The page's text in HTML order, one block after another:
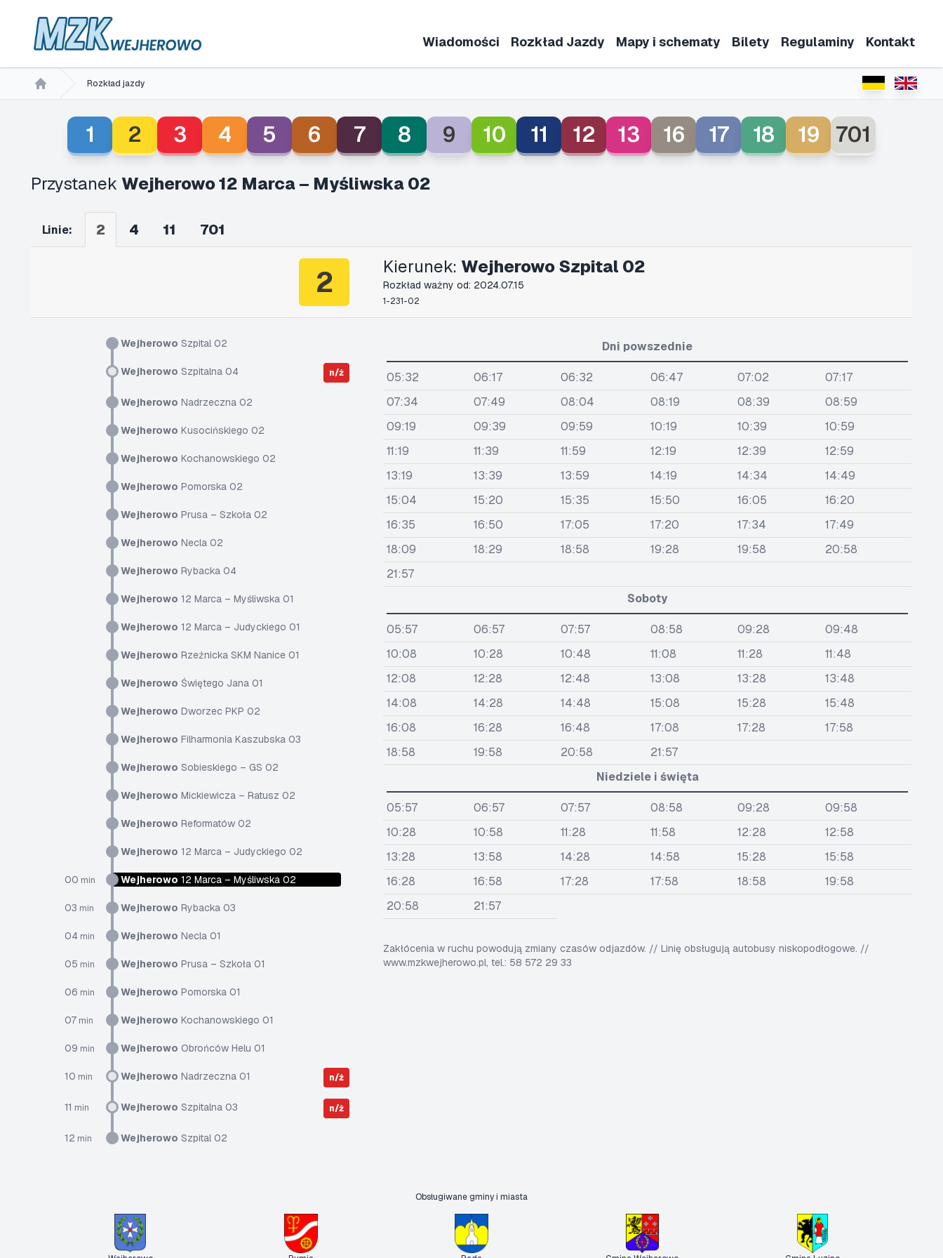
Wiadomości Rozkład Jazdy Mapy i schematy Bilety Regulaminy Kontakt
Rozkład jazdy
1 2 3 4 5 6 7 8 9 10 11 12 13 16 17 18 19 701
Przystanek Wejherowo 12 Marca – Myśliwska 02
Linie: 2 4 11 701
2 Kierunek: Wejherowo Szpital 02
Rozkład ważny od: 2024.07.15
1-231-02
Wejherowo Szpital 02
Wejherowo Szpitalna 04 n/ż
Wejherowo Nadrzeczna 02
Wejherowo Kusocińskiego 02
Wejherowo Kochanowskiego 02
Wejherowo Pomorska 02
Wejherowo Prusa – Szkoła 02
Wejherowo Necla 02
Wejherowo Rybacka 04
Wejherowo 12 Marca – Myśliwska 01
Wejherowo 12 Marca – Judyckiego 01
Wejherowo Rzeźnicka SKM Nanice 01
Wejherowo Świętego Jana 01
Wejherowo Dworzec PKP 02
Wejherowo Filharmonia Kaszubska 03
Wejherowo Sobieskiego – GS 02
Wejherowo Mickiewicza – Ratusz 02
Wejherowo Reformatów 02
Wejherowo 12 Marca – Judyckiego 02
00 min Wejherowo 12 Marca – Myśliwska 02
03 min Wejherowo Rybacka 03
04 min Wejherowo Necla 01
05 min Wejherowo Prusa – Szkoła 01
06 min Wejherowo Pomorska 01
07 min Wejherowo Kochanowskiego 01
09 min Wejherowo Obrońców Helu 01
10 min Wejherowo Nadrzeczna 01 n/ż
11 min Wejherowo Szpitalna 03 n/ż
12 min Wejherowo Szpital 02
Dni powszednie
05:32 06:17 06:32 06:47 07:02
07:17
07:34
07:49 08:04 08:19 08:39
08:59
09:19
09:39 09:59 10:19 10:39
10:59
11:19
11:39 11:59 12:19 12:39
12:59
13:19
13:39 13:59 14:19 14:34
14:49
15:04
15:20 15:35 15:50 16:05
16:20
16:35
16:50 17:05 17:20 17:34
17:49
18:09
18:29 18:58 19:28 19:58
20:58
21:57
Soboty
05:57 06:57 07:57 08:58 09:28
09:48
10:08
10:28 10:48 11:08 11:28
11:48
12:08
12:28 12:48 13:08 13:28
13:48
14:08
14:28 14:48 15:08 15:28
15:48
16:08
16:28 16:48 17:08 17:28
17:58
18:58
19:58 20:58
21:57
Niedziele i święta
05:57 06:57 07:57 08:58 09:28
09:58
10:28
10:58 11:28 11:58 12:28
12:58
13:28
13:58 14:28 14:58 15:28
15:58
16:28
16:58 17:28 17:58 18:58
19:58
20:58
21:57
Zakłócenia w ruchu powodują zmiany czasów odjazdów. // Linię obsługują autobusy niskopodłogowe. //
www.mzkwejherowo.pl, tel.: 58 572 29 33
Obsługiwane gminy i miasta